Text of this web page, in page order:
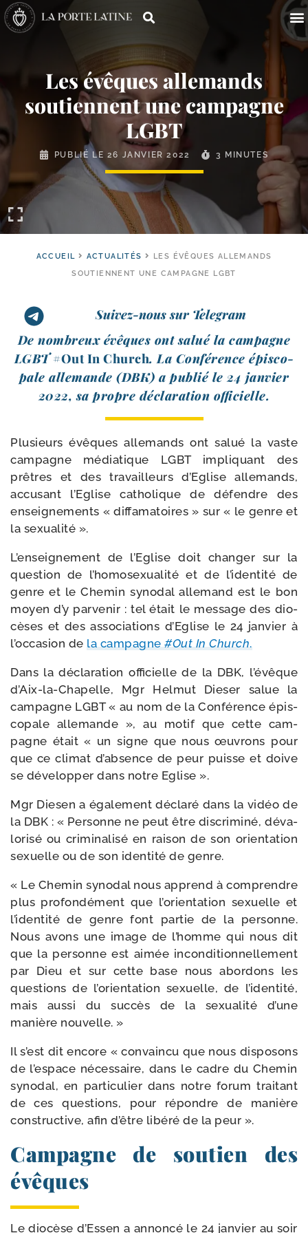
Les évêques allemands
soutiennent une campagne
LGBT
PUBLIÉ LE 26 JANVIER 2022 3 MINUTES
ACCUEIL ACTUALITÉS
LES ÉVÊQUES ALLEMANDS
SOUTIENNENT UNE CAMPAGNE LGBT
Suivez-nous sur Telegram
De nom­breux évêques ont salué la cam­pagne
LGBT#Out In Church. La Conférence épis­co­
pale alle­mande (DBK) a publié le 24 jan­vier
2022, sa propre décla­ra­tion officielle.
Plusieurs évêques alle­mands ont salué la vaste
cam­pagne média­tique LGBT impli­quant des
prêtres et des tra­vailleurs d’Eglise alle­mands,
accu­sant l’Eglise catho­lique de défendre des
ensei­gne­ments « dif­fa­ma­toires » sur « le genre et
la sexualité ».
L’enseignement de l’Eglise doit chan­ger sur la
ques­tion de l’homosexualité et de l’identité de
genre et le Chemin syno­dal alle­mand est le bon
moyen d’y par­ve­nir : tel était le mes­sage des dio­
cèses et des asso­cia­tions d’Eglise le 24 jan­vier à
l’occasion de la cam­pagne#Out In Church.
Dans la décla­ra­tion offi­cielle de la DBK, l’évêque
d’Aix-la-Chapelle, Mgr Helmut Dieser salue la
cam­pagne LGBT « au nom de la Conférence épis­
co­pale alle­mande », au motif que cette cam­
pagne était « un signe que nous œuvrons pour
que ce cli­mat d’absence de peur puisse et doive
se déve­lop­per dans notre Eglise ».
Mgr Diesen a éga­le­ment décla­ré dans la vidéo de
la DBK : « Personne ne peut être dis­cri­mi­né, déva­
lo­ri­sé ou cri­mi­na­li­sé en rai­son de son orien­ta­tion
sexuelle ou de son iden­ti­té de genre.
« Le Chemin syno­dal nous apprend à com­prendre
plus pro­fon­dé­ment que l’orientation sexuelle et
l’identité de genre font par­tie de la per­sonne.
Nous avons une image de l’homme qui nous dit
que la per­sonne est aimée incon­di­tion­nel­le­ment
par Dieu et sur cette base nous abor­dons les
ques­tions de l’orientation sexuelle, de l’identité,
mais aus­si du suc­cès de la sexua­li­té d’une
manière nouvelle. »
Il s’est dit encore « convain­cu que nous dis­po­sons
de l’espace néces­saire, dans le cadre du Chemin
syno­dal, en par­ti­cu­lier dans notre forum trai­tant
de ces ques­tions, pour répondre de manière
construc­tive, afin d’être libé­ré de la peur ».
Campagne de soutien des
évêques
Le dio­cèse d’Essen a annon­cé le 24 jan­vier au soir